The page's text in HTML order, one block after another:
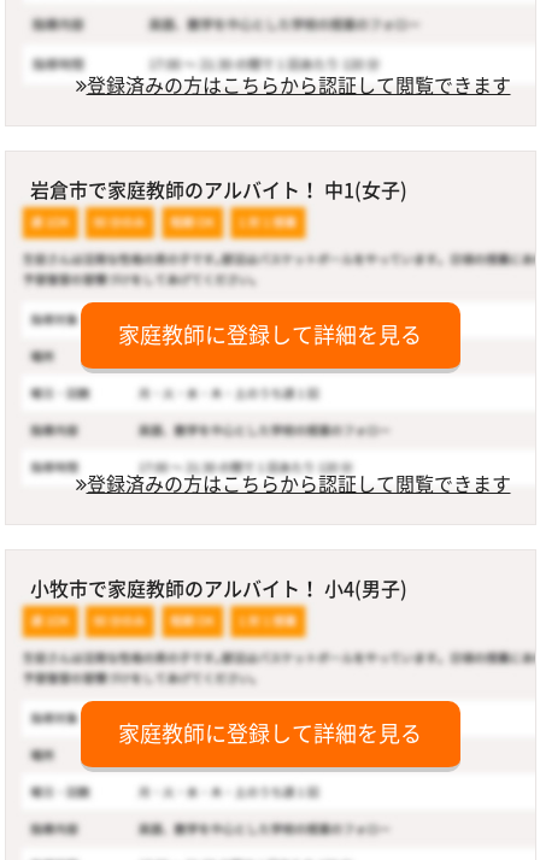
登録済みの方はこちらから認証して閲覧できます
岩倉市で家庭教師のアルバイト！ 中1(女子)
家庭教師に登録して詳細を見る
登録済みの方はこちらから認証して閲覧できます
小牧市で家庭教師のアルバイト！ 小4(男子)
家庭教師に登録して詳細を見る